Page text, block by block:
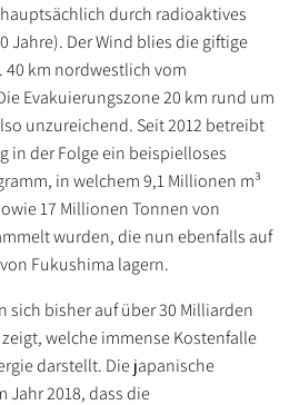
durch radioaktives
Jahre). Der Wind blies die giftige
40 km nordwestlich vom
Evakuierungszone 20 km rund um
unzureichend. Seit 2012 betreibt
in der Folge ein beispielloses
in welchem 9,1 Millionen m³
17 Millionen Tonnen von
wurden, die nun ebenfalls auf
Fukushima lagern.
sich bisher auf über 30 Milliarden
welche immense Kostenfalle
darstellt. Die japanische
Jahr 2018, dass die